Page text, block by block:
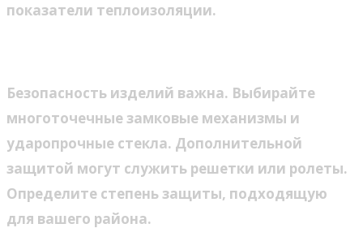
показатели теплоизоляции.
Безопасность изделий важна. Выбирайте
многоточечные замковые механизмы и
ударопрочные стекла. Дополнительной
защитой могут служить решетки или ролеты.
Определите степень защиты, подходящую
для вашего района.